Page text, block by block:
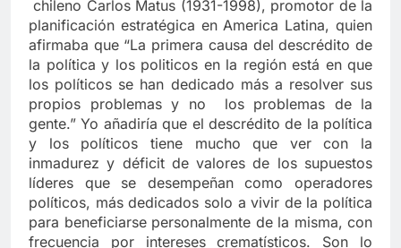
chileno Carlos Matus (1931-1998), promotor de la
planificación estratégica en America Latina, quien
afirmaba que “La primera causa del descrédito de
la política y los politicos en la región está en que
los políticos se han dedicado más a resolver sus
propios problemas y no los problemas de la
gente.” Yo añadiría que el descrédito de la política
y los políticos tiene mucho que ver con la
inmadurez y déficit de valores de los supuestos
líderes que se desempeñan como operadores
políticos, más dedicados solo a vivir de la política
para beneficiarse personalmente de la misma, con
frecuencia por intereses crematísticos. Son lo